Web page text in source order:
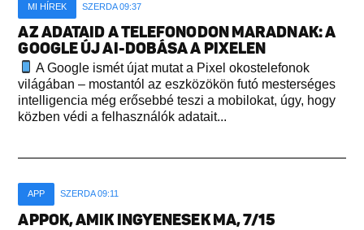
MI HÍREK SZERDA 09:37
AZ ADATAID A TELEFONODON MARADNAK: A
GOOGLE ÚJ AI-DOBÁSA A PIXELEN
A Google ismét újat mutat a Pixel okostelefonok
világában – mostantól az eszközökön futó mesterséges
intelligencia még erősebbé teszi a mobilokat, úgy, hogy
közben védi a felhasználók adatait...
APP SZERDA 09:11
APPOK, AMIK INGYENESEK MA, 7/15